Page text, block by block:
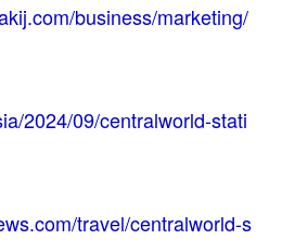
business/marketing/
2024/09/centralworld-stati
travel/centralworld-s